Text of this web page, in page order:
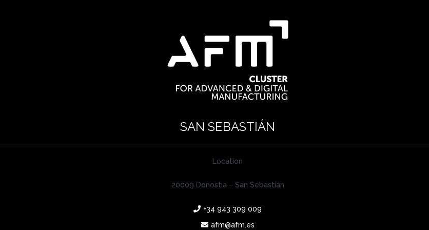
SAN SEBASTIÁN
Location
20009 Donostia – San Sebastián
+34 943 309 009
afm@afm.es